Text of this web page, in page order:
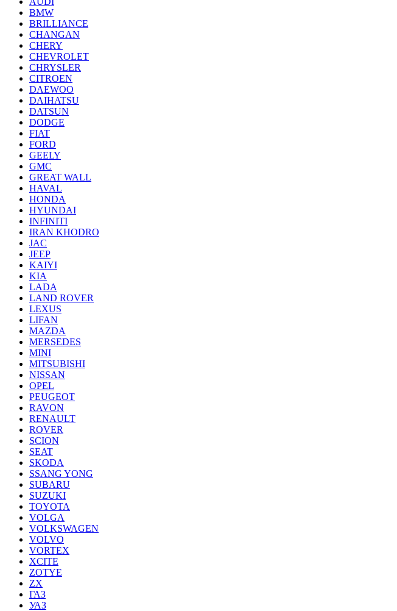
BMW
BRILLIANCE
CHANGAN
CHERY
CHEVROLET
CHRYSLER
CITROEN
DAEWOO
DAIHATSU
DATSUN
DODGE
FIAT
FORD
GEELY
GMC
GREAT WALL
HAVAL
HONDA
HYUNDAI
INFINITI
IRAN KHODRO
JAC
JEEP
KAIYI
KIA
LADA
LAND ROVER
LEXUS
LIFAN
MAZDA
MERSEDES
MINI
MITSUBISHI
NISSAN
OPEL
PEUGEOT
RAVON
RENAULT
ROVER
SCION
SEAT
SKODA
SSANG YONG
SUBARU
SUZUKI
TOYOTA
VOLGA
VOLKSWAGEN
VOLVO
VORTEX
XCITE
ZOTYE
ZX
ГАЗ
УАЗ